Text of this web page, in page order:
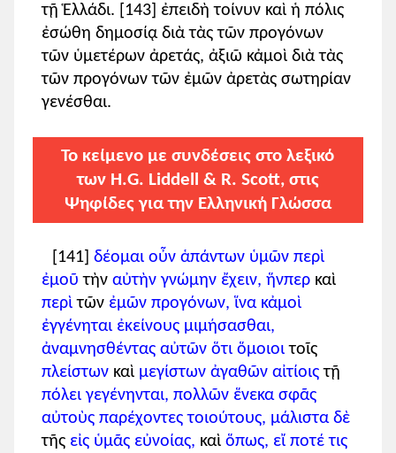
τῇ Ἑλλάδι. [143] ἐπειδὴ τοίνυν καὶ ἡ πόλις
ἐσώθη δημοσίᾳ διὰ τὰς τῶν προγόνων
τῶν ὑμετέρων ἀρετάς, ἀξιῶ κἀμοὶ διὰ τὰς
τῶν προγόνων τῶν ἐμῶν ἀρετὰς σωτηρίαν
γενέσθαι.
Το κείμενο με συνδέσεις στο λεξικό
των H.G. Liddell & R. Scott, στις
Ψηφίδες για την Ελληνική Γλώσσα
[141] δέομαι οὖν ἁπάντων ὑμῶν περὶ
ἐμοῦ τὴν αὐτὴν γνώμην ἔχειν, ἥνπερ καὶ
περὶ τῶν ἐμῶν προγόνων, ἵνα κἀμοὶ
ἐγγένηται ἐκείνους μιμήσασθαι,
ἀναμνησθέντας αὐτῶν ὅτι ὅμοιοι τοῖς
πλείστων καὶ μεγίστων ἀγαθῶν αἰτίοις τῇ
πόλει γεγένηνται, πολλῶν ἕνεκα σφᾶς
αὐτοὺς παρέχοντες τοιούτους, μάλιστα δὲ
τῆς εἰς ὑμᾶς εὐνοίας, καὶ ὅπως, εἴ ποτέ τις